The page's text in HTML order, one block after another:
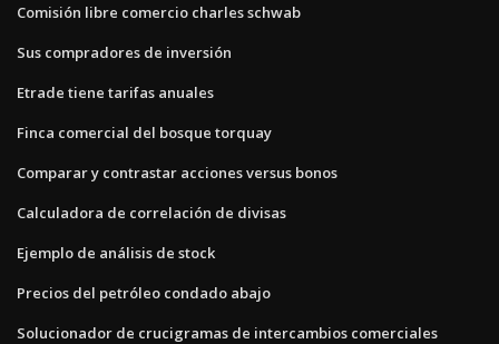
Comisión libre comercio charles schwab
Sus compradores de inversión
Etrade tiene tarifas anuales
Finca comercial del bosque torquay
Comparar y contrastar acciones versus bonos
Calculadora de correlación de divisas
Ejemplo de análisis de stock
Precios del petróleo condado abajo
Solucionador de crucigramas de intercambios comerciales